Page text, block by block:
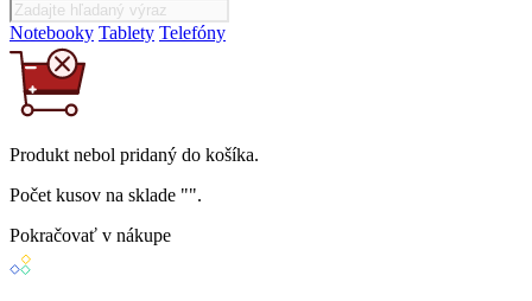
Notebooky Tablety Telefóny
Produkt nebol pridaný do košíka.
Počet kusov na sklade "".
Pokračovať v nákupe